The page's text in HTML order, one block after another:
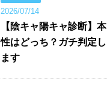
2026/07/14
【陰キャ陽キャ診断】本
性はどっち？ガチ判定し
ます